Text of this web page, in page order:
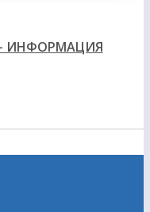
— ИНФОРМАЦИЯ